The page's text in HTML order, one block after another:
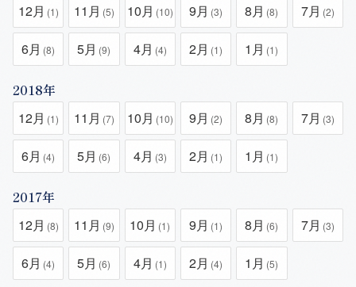
12月 (1) 11月 (5) 10月 (10) 9月 (3) 8月 (8) 7月 (2)
6月 (8) 5月 (9) 4月 (4) 2月 (1) 1月 (1)
2018年
12月 (1) 11月 (7) 10月 (10) 9月 (2) 8月 (8) 7月 (3)
6月 (4) 5月 (6) 4月 (3) 2月 (1) 1月 (1)
2017年
12月 (8) 11月 (9) 10月 (1) 9月 (1) 8月 (6) 7月 (3)
6月 (4) 5月 (6) 4月 (1) 2月 (4) 1月 (5)